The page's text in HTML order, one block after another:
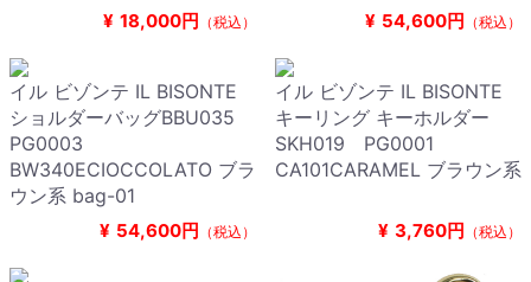
¥ 18,000円 （税込） ¥ 54,600円 （税込）
イル ビゾンテ IL BISONTE
ショルダーバッグBBU035
PG0003
BW340ECIOCCOLATO ブラ
ウン系 bag-01
¥ 54,600円 （税込）
イル ビゾンテ IL BISONTE
キーリング キーホルダー
SKH019 PG0001
CA101CARAMEL ブラウン系
¥ 3,760円 （税込）